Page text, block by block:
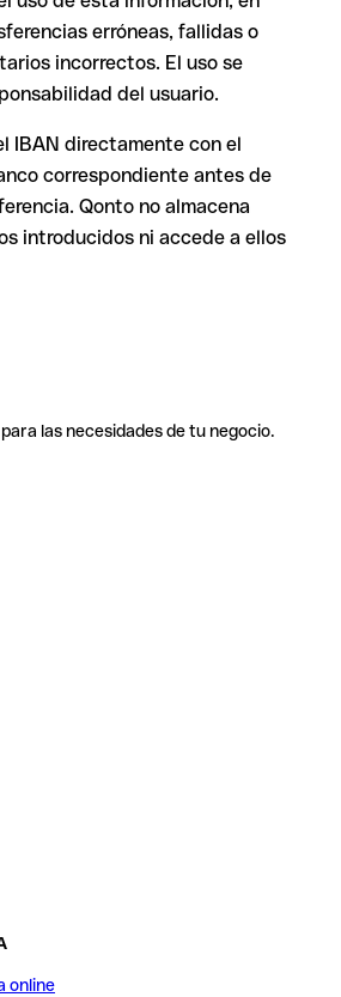
más compleja y conlleva
cada IBAN antes de una
IBAN Checker gratuito y, en caso
con el destinatario. Esta
importante con importes
comerciales.
erróneas, fallidas o
incorrectos. El uso se
del usuario.
IBAN directamente con el
correspondiente antes de
Qonto no almacena
introducidos ni accede a ellos
las necesidades de tu negocio.
online